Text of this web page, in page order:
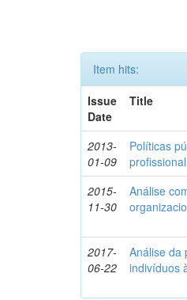
Item hits:
Issue
Date
Title
2013-
01-09
Políticas
2015-
11-30
Análise
2017-
06-22
Análise da
indivíduos